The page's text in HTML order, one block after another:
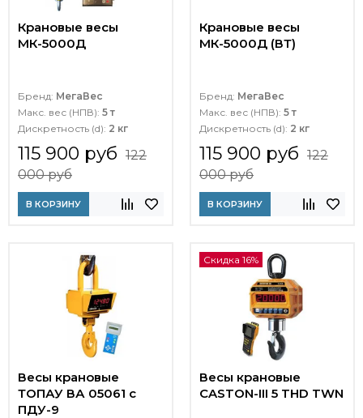
Крановые весы
МК-5000Д
Бренд: МегаВес
Макс. вес (НПВ): 5 т
Дискретность (d): 2 кг
115 900 руб 122
000 руб
В КОРЗИНУ
Крановые весы
МК-5000Д (ВТ)
Бренд: МегаВес
Макс. вес (НПВ): 5 т
Дискретность (d): 2 кг
115 900 руб 122
000 руб
В КОРЗИНУ
Весы крановые
ТОПАУ ВА 05061 с
ПДУ-9
Скидка 16%
Весы крановые
CASTON-III 5 THD TWN